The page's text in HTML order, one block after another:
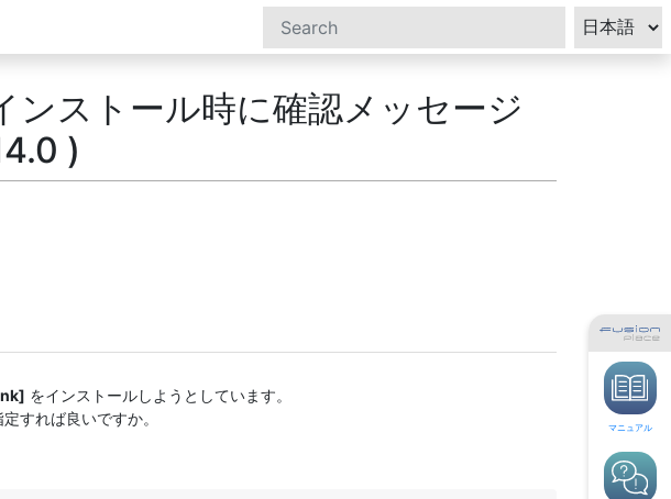
ストール時に確認メッセージ
)
をインストールしようとしています。
すれば良いですか。
マニュアル